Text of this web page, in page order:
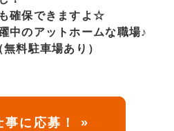
確保できますよ☆
中のアットホームな職場♪
料駐車場あり）
事に応募！ »